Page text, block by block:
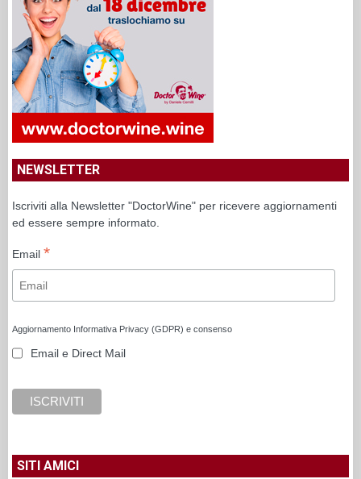
NEWSLETTER
Iscriviti alla Newsletter "DoctorWine" per ricevere aggiornamenti
ed essere sempre informato.
Email *
Aggiornamento Informativa Privacy (GDPR) e consenso
Email e Direct Mail
SITI AMICI